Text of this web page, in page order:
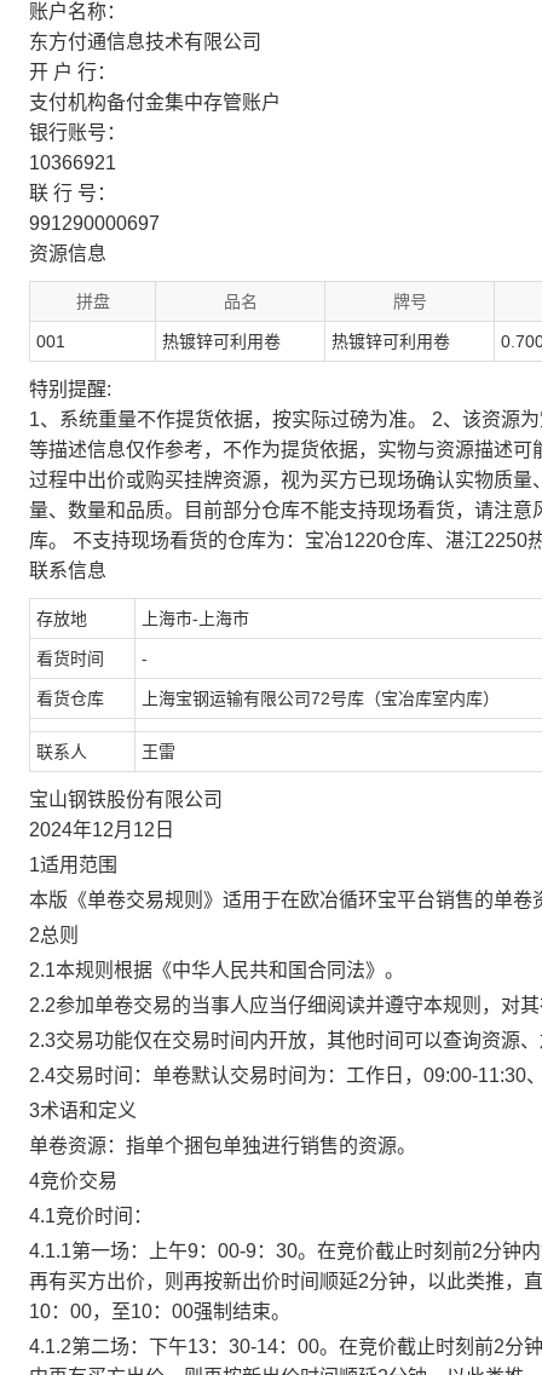
账户名称：
东方付通信息技术有限公司
开 户 行：
支付机构备付金集中存管账户
银行账号：
10366921
联 行 号：
991290000697
资源信息
拼盘 品名 牌号
001 热镀锌可利用卷 热镀锌可利用卷
特别提醒:
1、系统重量不作提货依据，按实际过磅为准。 2、该资源
等描述信息仅作参考，不作为提货依据，实物与资源描述
过程中出价或购买挂牌资源，视为买方已现场确认实物质
量、数量和品质。目前部分仓库不能支持现场看货，请注
库。 不支持现场看货的仓库为：宝冶1220仓库、湛江2250
联系信息
存放地 上海市-上海市
看货时间 -
看货仓库 上海宝钢运输有限公司72号库（宝冶库室内库）
联系人 王雷
宝山钢铁股份有限公司
2024年12月12日
1适用范围
本版《单卷交易规则》适用于在欧冶循环宝平台销售的单卷
2总则
2.1本规则根据《中华人民共和国合同法》。
2.2参加单卷交易的当事人应当仔细阅读并遵守本规则，对
2.3交易功能仅在交易时间内开放，其他时间可以查询资源
2.4交易时间：单卷默认交易时间为：工作日，09:00-11:30
3术语和定义
单卷资源：指单个捆包单独进行销售的资源。
4竞价交易
4.1竞价时间：
4.1.1第一场：上午9：00-9：30。在竞价截止时刻前2分钟
再有买方出价，则再按新出价时间顺延2分钟，以此类推，
10：00，至10：00强制结束。
4.1.2第二场：下午13：30-14：00。在竞价截止时刻前2分